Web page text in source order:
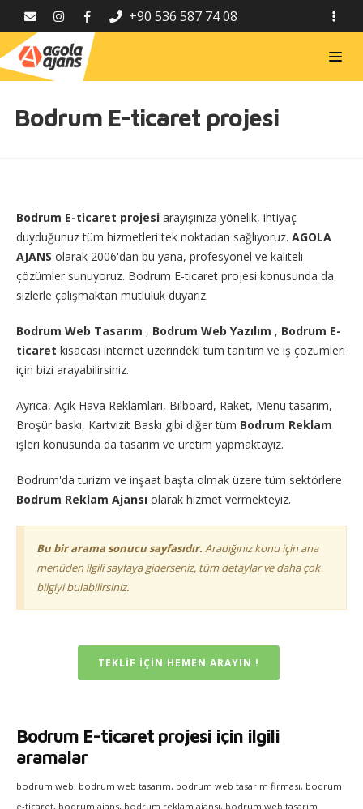
+90 536 587 74 08
Bodrum E-ticaret projesi
Bodrum E-ticaret projesi arayışınıza yönelik, ihtiyaç
duyduğunuz tüm hizmetleri tek noktadan sağlıyoruz. AGOLA
AJANS olarak 2006'dan bu yana, profesyonel ve kaliteli
çözümler sunuyoruz. Bodrum E-ticaret projesi konusunda da
sizlerle çalışmaktan mutluluk duyarız.
Bodrum Web Tasarım , Bodrum Web Yazılım , Bodrum E-
ticaret kısacası internet üzerindeki tüm tanıtım ve iş çözümleri
için bizi arayabilirsiniz.
Ayrıca, Açık Hava Reklamları, Bilboard, Raket, Menü tasarım,
Broşür baskı, Kartvizit Baskı gibi diğer tüm Bodrum Reklam
işleri konusunda da tasarım ve üretim yapmaktayız.
Bodrum'da turizm ve inşaat başta olmak üzere tüm sektörlere
Bodrum Reklam Ajansı olarak hizmet vermekteyiz.
Bu bir arama sonucu sayfasıdır.Aradığınız konu için ana
menüden ilgili sayfaya giderseniz, tüm detaylar ve daha çok
bilgiyi bulabilirsiniz.
TEKLIF IÇIN HEMEN ARAYIN !
Bodrum E-ticaret projesi için ilgili
aramalar
bodrum web, bodrum web tasarım, bodrum web tasarım firması, bodrum
e-ticaret, bodrum ajans, bodrum reklam ajansı, bodrum web tasarım